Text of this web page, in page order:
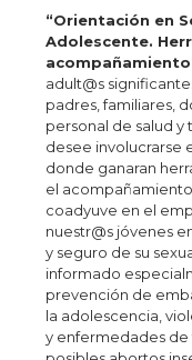
“Orientación en
Adolescente.
adult@s
padres, familiares,
personal de salud
desee involucrarse
donde ganaran
el
coadyuve en el
nuestr@s jóvenes
y seguro de su
informado
prevención de
la adolescencia,
y enfermedades de